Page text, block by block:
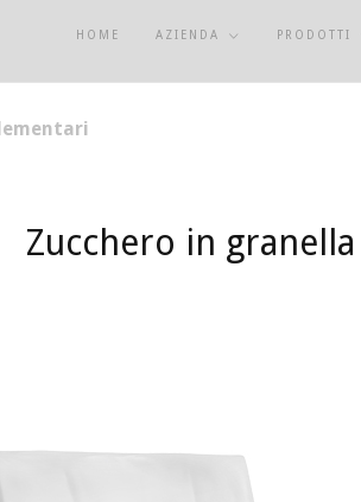
HOME AZIENDA PRODOTTI
Zucchero in granella